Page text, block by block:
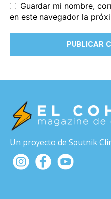
Guardar mi nombre,
en este navegador la
Un proyecto de Sputnik